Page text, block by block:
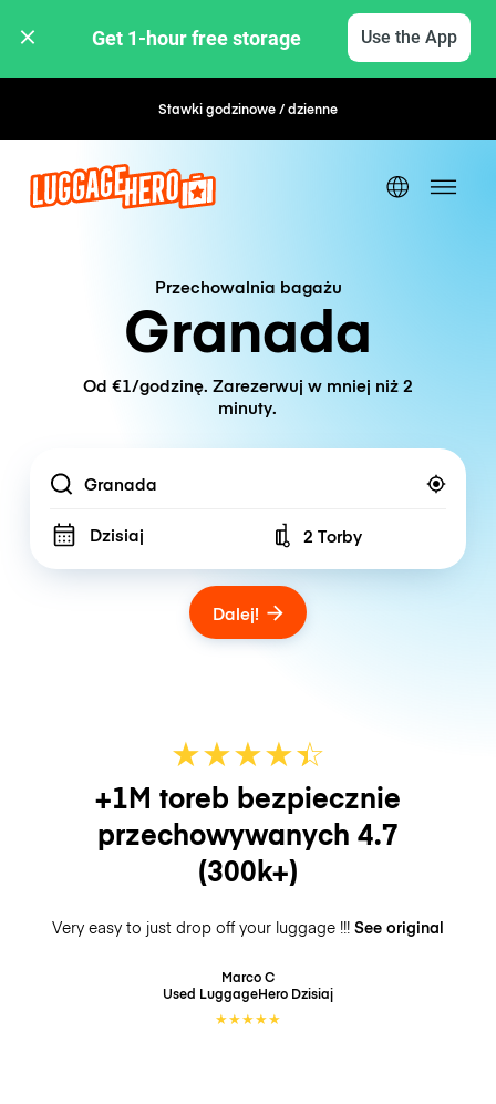
Get 1-hour free storage Use the App
Stawki godzinowe / dzienneElastyczna rezerwacja
Przechowalnia bagażu
Granada
Od €1/godzinę. Zarezerwuj w mniej niż 2
minuty.
Location
Dzisiaj Number of bags
2 Torby
Dalej!
★★★★☆
★
+1M toreb bezpiecznie
przechowywanych 4.7
(300k+)
Very easy to just drop off your luggage !!! See original
Marco C
Used LuggageHero Dzisiaj
★★★★★